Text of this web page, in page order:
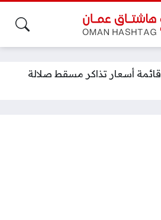
قائمة أسعار تذاكر مسقط صلالة